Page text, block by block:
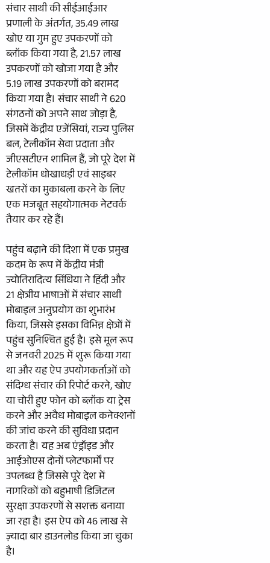
संचार साथी की सीईआईआर
प्रणाली के अंतर्गत, 35.49 लाख
खोए या गुम हुए उपकरणों को
ब्लॉक किया गया है, 21.57 लाख
उपकरणों को खोजा गया है और
5.19 लाख उपकरणों को बरामद
किया गया है। संचार साथी ने 620
संगठनों को अपने साथ जोड़ा है,
जिसमें केंद्रीय एजेंसियां, राज्य पुलिस
बल, टेलीकॉम सेवा प्रदाता और
जीएसटीएन शामिल हैं, जो पूरे देश में
टेलीकॉम धोखाधड़ी एवं साइबर
खतरों का मुकाबला करने के लिए
एक मजबूत सहयोगात्मक नेटवर्क
तैयार कर रहे हैं।
पहुंच बढ़ाने की दिशा में एक प्रमुख
कदम के रूप में केंद्रीय मंत्री
ज्योतिरादित्य सिंधिया ने हिंदी और
21 क्षेत्रीय भाषाओं में संचार साथी
मोबाइल अनुप्रयोग का शुभारंभ
किया, जिससे इसका विभिन्न क्षेत्रों में
पहुंच सुनिश्चित हुई है। इसे मूल रूप
से जनवरी 2025 में शुरू किया गया
था और यह ऐप उपयोगकर्ताओं को
संदिग्ध संचार की रिपोर्ट करने, खोए
या चोरी हुए फोन को ब्लॉक या ट्रेस
करने और अवैध मोबाइल कनेक्शनों
की जांच करने की सुविधा प्रदान
करता है। यह अब एंड्रॉइड और
आईओएस दोनों प्लेटफार्मों पर
उपलब्ध है जिससे पूरे देश में
नागरिकों को बहुभाषी डिजिटल
सुरक्षा उपकरणों से सशक्त बनाया
जा रहा है। इस ऐप को 46 लाख से
ज़्यादा बार डाउनलोड किया जा चुका
है।